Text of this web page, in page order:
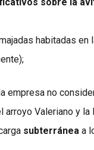
habitadas
empresa no
arroyo Valeriano y
subterránea a